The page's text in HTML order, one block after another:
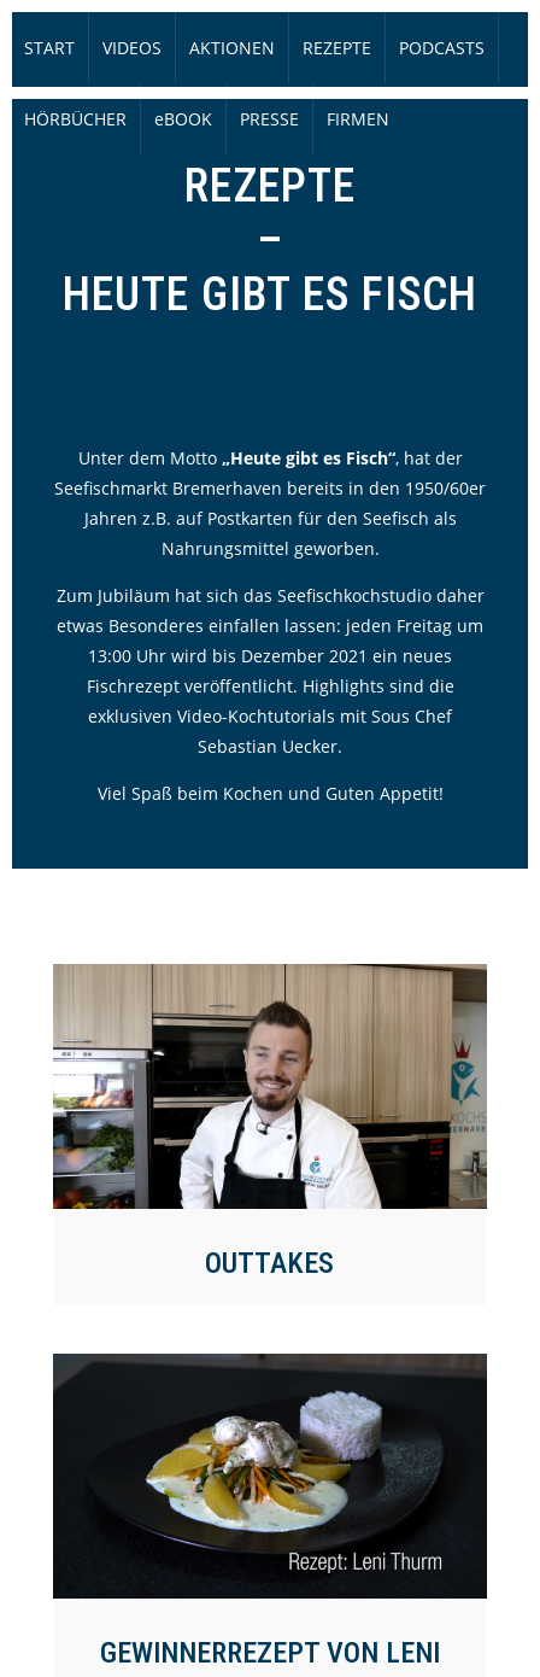
START VIDEOS AKTIONEN REZEPTE PODCASTS
HÖRBÜCHER eBOOK PRESSE FIRMEN
REZEPTE
–
HEUTE GIBT ES FISCH
Unter dem Motto „Heute gibt es Fisch“, hat der
Seefischmarkt Bremerhaven bereits in den 1950/60er
Jahren z.B. auf Postkarten für den Seefisch als
Nahrungsmittel geworben.
Zum Jubiläum hat sich das Seefischkochstudio daher
etwas Besonderes einfallen lassen: jeden Freitag um
13:00 Uhr wird bis Dezember 2021 ein neues
Fischrezept veröffentlicht. Highlights sind die
exklusiven Video-Kochtutorials mit Sous Chef
Sebastian Uecker.
Viel Spaß beim Kochen und Guten Appetit!
OUTTAKES
GEWINNERREZEPT VON LENI